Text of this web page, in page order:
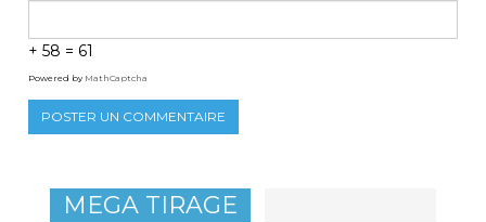
+ 58 = 61
Powered by MathCaptcha
MEGA TIRAGE